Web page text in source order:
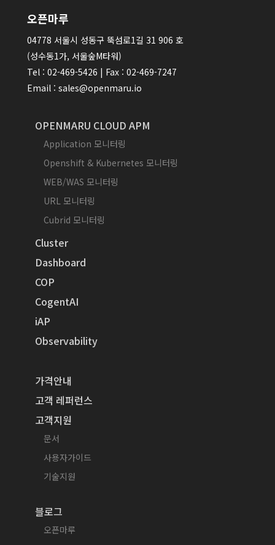
오픈마루
04778 서울시 성동구 뚝섬로1길 31 906 호
(성수동1가, 서울숲M타워)
Tel : 02-469-5426 | Fax : 02-469-7247
Email : sales@openmaru.io
OPENMARU CLOUD APM
Application 모니터링
Openshift & Kubernetes 모니터링
WEB/WAS 모니터링
URL 모니터링
Cubrid 모니터링
Cluster
Dashboard
COP
CogentAI
iAP
Observability
가격안내
고객 레퍼런스
고객지원
문서
사용자가이드
기술지원
블로그
오픈마루